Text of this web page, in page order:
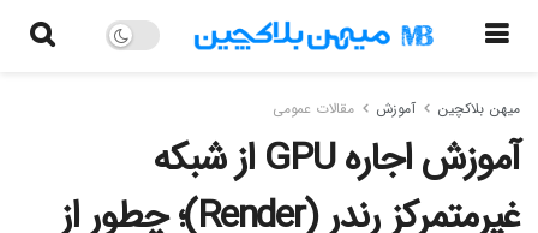
میهن بلاکچین آموزش مقالات عمومی
آموزش اجاره GPU از شبکه
غیرمتمرکز رندر (Render)؛ چطور از